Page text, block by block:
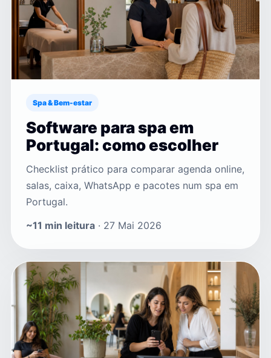
Spa & Bem-estar
Software para spa em
Portugal: como escolher
Checklist prático para comparar agenda online,
salas, caixa, WhatsApp e pacotes num spa em
Portugal.
~11 min leitura · 27 Mai 2026